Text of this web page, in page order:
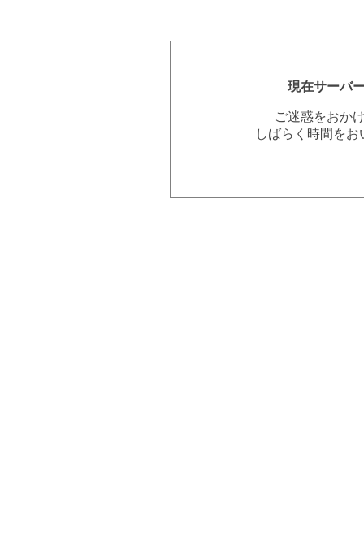
現在サーバ
ご迷惑をおか
しばらく時間を